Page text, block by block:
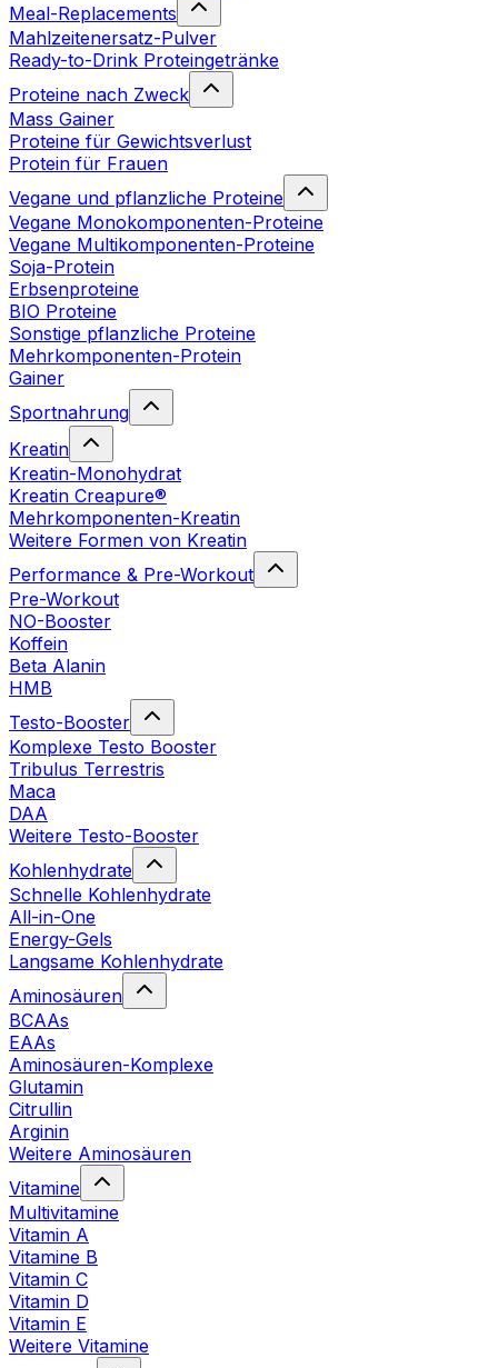
Meal-Replacements
Mahlzeitenersatz-Pulver
Ready-to-Drink Proteingetränke
Proteine nach Zweck
Mass Gainer
Proteine für Gewichtsverlust
Protein für Frauen
Vegane und pflanzliche Proteine
Vegane Monokomponenten-Proteine
Vegane Multikomponenten-Proteine
Soja-Protein
Erbsenproteine
BIO Proteine
Sonstige pflanzliche Proteine
Mehrkomponenten-Protein
Gainer
Sportnahrung
Kreatin
Kreatin-Monohydrat
Kreatin Creapure®
Mehrkomponenten-Kreatin
Weitere Formen von Kreatin
Performance & Pre-Workout
Pre-Workout
NO-Booster
Koffein
Beta Alanin
HMB
Testo-Booster
Komplexe Testo Booster
Tribulus Terrestris
Maca
DAA
Weitere Testo-Booster
Kohlenhydrate
Schnelle Kohlenhydrate
All-in-One
Energy-Gels
Langsame Kohlenhydrate
Aminosäuren
BCAAs
EAAs
Aminosäuren-Komplexe
Glutamin
Citrullin
Arginin
Weitere Aminosäuren
Vitamine
Multivitamine
Vitamin A
Vitamine B
Vitamin C
Vitamin D
Vitamin E
Weitere Vitamine